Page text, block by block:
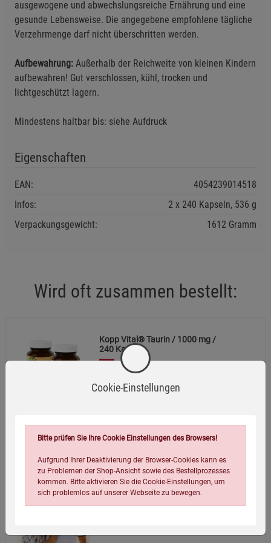
ausgewogene und abwechslungsreiche Ernährung und eine
gesunde Lebensweise. Die angegebene empfohlene tägliche
Verzehrmenge darf nicht überschritten werden.
Aufbewahrung: Außerhalb der Reichweite von kleinen Kindern
aufbewahren! Gut verschlossen, kühl, trocken und
lichtgeschützt lagern.
Mindestens haltbar bis: siehe Aufdruck
Eigenschaften
EAN:
4054239014518
Infos:
2 x 240 Kapseln, 536 g
Verpackungsgewicht:
1612 Gramm
Wird oft zusammen bestellt:
Kopp Vital® Taurin / 1000 mg /
240 Kapseln
44,98 €
(83,92 EUR / 1 kg)
Taurin
12,00 €
Cookie-Einstellungen
Bitte prüfen Sie Ihre Cookie Einstellungen des Browsers!
Aufgrund Ihrer Deaktivierung der Browser-Cookies kann es
zu Problemen der Shop-Ansicht sowie des Bestellprozesses
kommen. Bitte aktivieren Sie die Cookie-Einstellungen, um
sich problemlos auf unserer Webseite zu bewegen.